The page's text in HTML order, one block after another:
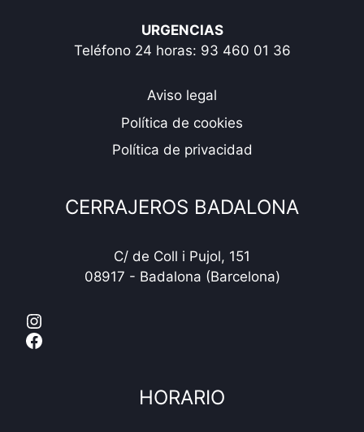
URGENCIAS
Teléfono 24 horas: 93 460 01 36
Aviso legal
Política de cookies
Política de privacidad
CERRAJEROS BADALONA
C/ de Coll i Pujol, 151
08917 - Badalona (Barcelona)
Instagram
Facebook
HORARIO